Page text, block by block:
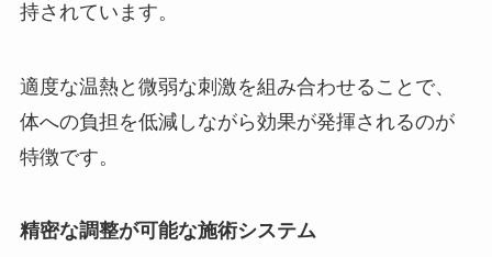
持されています。
適度な温熱と微弱な刺激を組み合わせることで、
体への負担を低減しながら効果が発揮されるのが
特徴です。
精密な調整が可能な施術システム